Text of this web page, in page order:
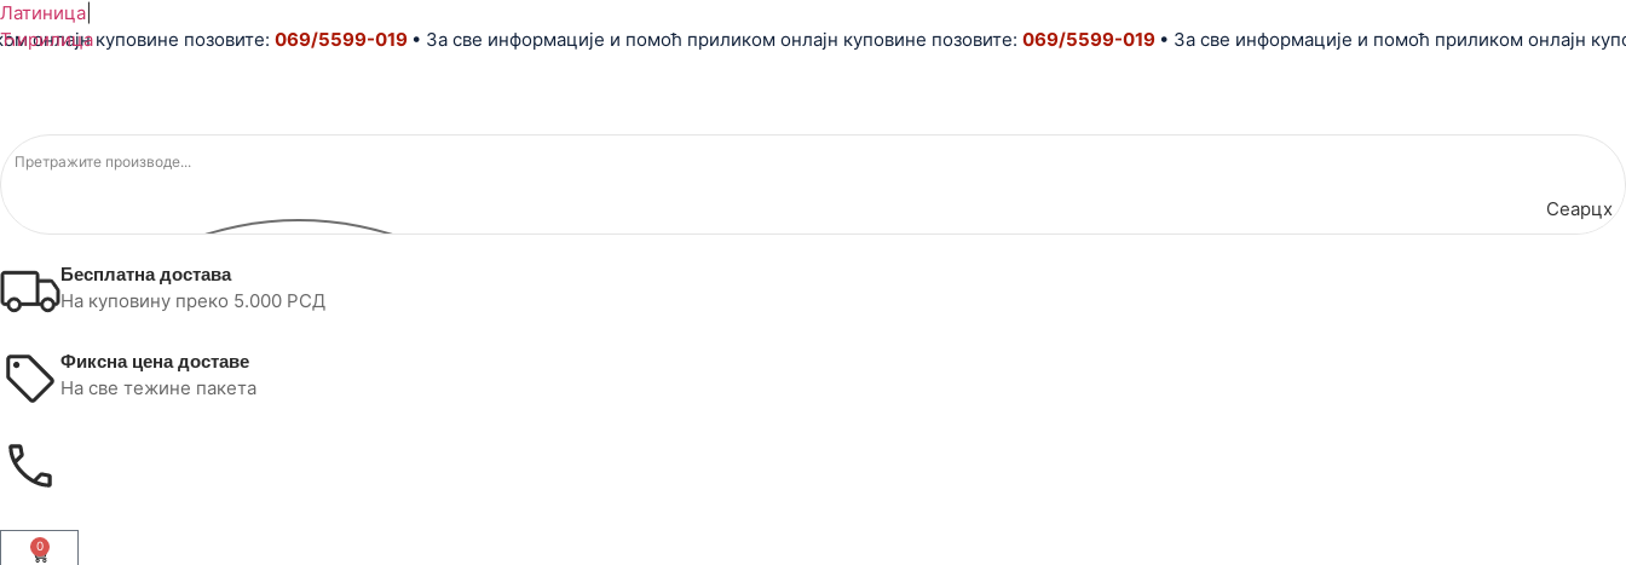
Латиница
Ћирилицакуповине позовите:069/5599-019• За све информације и помоћ приликом онлајн куповине позовите:069/5599-019• За све информације и помоћ приликом онлајн
Сеарцх
Бесплатна достава
На куповину преко 5.000 РСД
Фиксна цена доставе
На све тежине пакета
0